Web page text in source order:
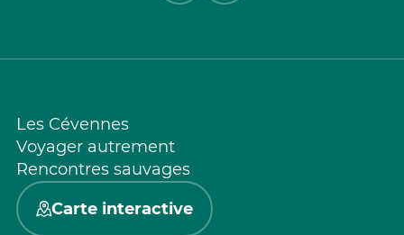
Les Cévennes
Voyager autrement
Rencontres sauvages
Carte interactive